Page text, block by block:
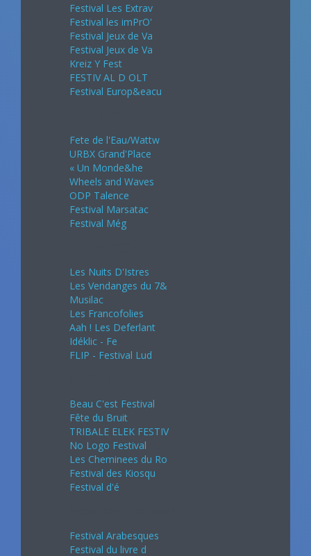
Festival Les Extrav
Festival les imPrO'
Festival Jeux de Va
Festival Jeux de Va
Kreiz Y Fest
FESTIV AL D OLT
Festival Europ&eacu
Fete de l'Eau/Wattw
URBX Grand'Place
« Un Monde&he
Wheels and Waves
ODP Talence
Festival Marsatac
Festival Még
Les Nuits D'Istres
Les Vendanges du 7&
Musilac
Les Francofolies
Aah ! Les Deferlant
Idéklic - Fe
FLIP - Festival Lud
Beau C'est Festival
Fête du Bruit
TRIBALE ELEK FESTIV
No Logo Festival
Les Cheminees du Ro
Festival des Kiosqu
Festival d'é
Festival Arabesques
Festival du livre d